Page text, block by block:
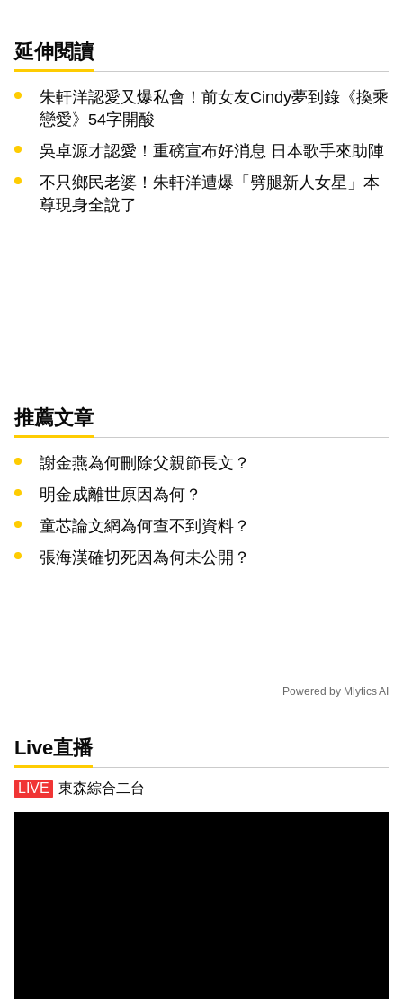
延伸閱讀
朱軒洋認愛又爆私會！前女友Cindy夢到錄《換乘
戀愛》54字開酸
吳卓源才認愛！重磅宣布好消息 日本歌手來助陣
不只鄉民老婆！朱軒洋遭爆「劈腿新人女星」本
尊現身全說了
推薦文章
謝金燕為何刪除父親節長文？
明金成離世原因為何？
童芯論文網為何查不到資料？
張海漢確切死因為何未公開？
Powered by Mlytics AI
Live直播
東森綜合二台